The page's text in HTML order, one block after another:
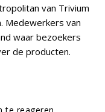
van Trivium
Medewerkers van
waar bezoekers
de producten.